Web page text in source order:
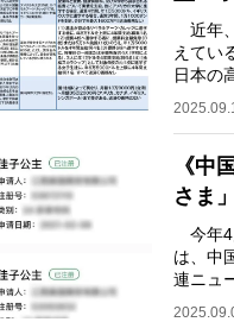
近年
えてい
日本の
《中
さま
今年4
は、中
連ニュ
さま